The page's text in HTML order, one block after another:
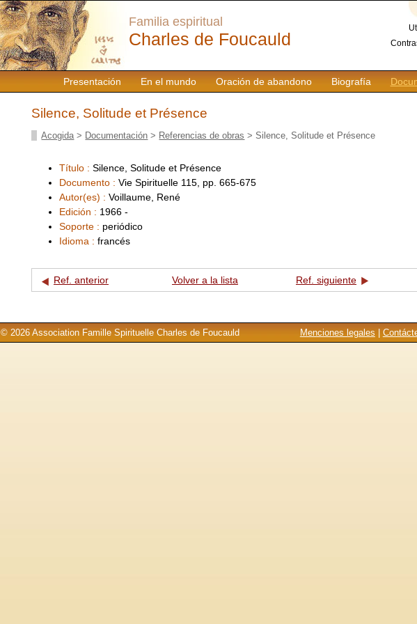
Presentación En el mundo Oración de abandono Biografía
Familia espiritual
Charles de Foucauld
Silence, Solitude et Présence
Acogida > Documentación > Referencias de obras > Silence, Solitude et Présence
Título : Silence, Solitude et Présence
Documento : Vie Spirituelle 115, pp. 665-675
Autor(es) : Voillaume, René
Edición : 1966 -
Soporte : periódico
Idioma : francés
Ref. anterior Volver a la lista Ref. siguiente
Menciones legales
© 2026 Association Famille Spirituelle Charles de Foucauld